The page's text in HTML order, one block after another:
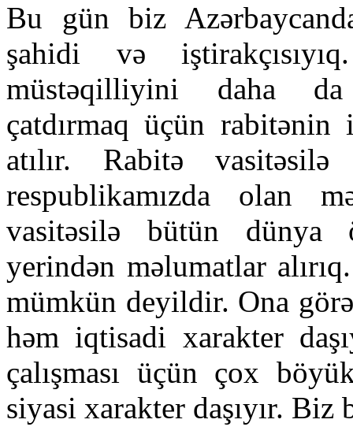
Bu gün biz
şahidi və
müstəqilliyini daha da
çatdırmaq üçün
atılır. Rabitə
respublikamızda olan
vasitəsilə bütün dünya
yerindən məlumatlar
mümkün deyildir. Ona
həm iqtisadi xarakter
çalışması üçün çox
siyasi xarakter daşıyır.